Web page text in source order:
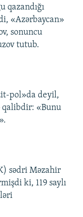
qazandığı
«Azərbaycan»
sonuncu
tutub.
pol»da deyil,
qalibdir: «Bunu
sədri Məzahir
ki, 119 saylı